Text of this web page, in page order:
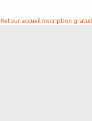
Retour accueil Inscription